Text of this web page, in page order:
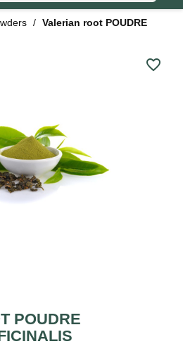
Valerian root POUDRE
favorite_border
POUDRE